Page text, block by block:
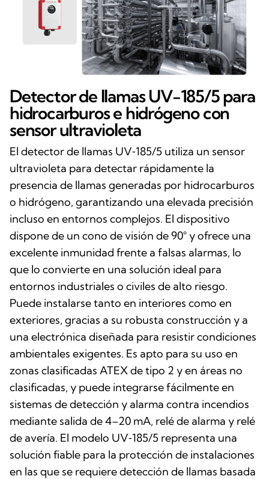
Detector de llamas UV-185/5 para
hidrocarburos e hidrógeno con
sensor ultravioleta
El detector de llamas UV‑185/5 utiliza un sensor
ultravioleta para detectar rápidamente la
presencia de llamas generadas por hidrocarburos
o hidrógeno, garantizando una elevada precisión
incluso en entornos complejos. El dispositivo
dispone de un cono de visión de 90° y ofrece una
excelente inmunidad frente a falsas alarmas, lo
que lo convierte en una solución ideal para
entornos industriales o civiles de alto riesgo.
Puede instalarse tanto en interiores como en
exteriores, gracias a su robusta construcción y a
una electrónica diseñada para resistir condiciones
ambientales exigentes. Es apto para su uso en
zonas clasificadas ATEX de tipo 2 y en áreas no
clasificadas, y puede integrarse fácilmente en
sistemas de detección y alarma contra incendios
mediante salida de 4–20 mA, relé de alarma y relé
de avería. El modelo UV‑185/5 representa una
solución fiable para la protección de instalaciones
en las que se requiere detección de llamas basada